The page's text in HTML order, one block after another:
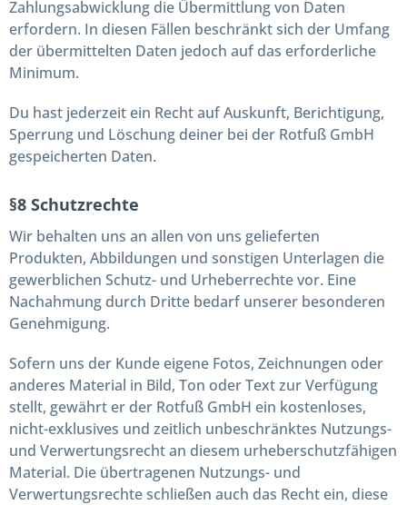
Zahlungsabwicklung die Übermittlung von Daten
erfordern. In diesen Fällen beschränkt sich der Umfang
der übermittelten Daten jedoch auf das erforderliche
Minimum.
Du hast jederzeit ein Recht auf Auskunft, Berichtigung,
Sperrung und Löschung deiner bei der Rotfuß GmbH
gespeicherten Daten.
§8 Schutzrechte
Wir behalten uns an allen von uns gelieferten
Produkten, Abbildungen und sonstigen Unterlagen die
gewerblichen Schutz- und Urheberrechte vor. Eine
Nachahmung durch Dritte bedarf unserer besonderen
Genehmigung.
Sofern uns der Kunde eigene Fotos, Zeichnungen oder
anderes Material in Bild, Ton oder Text zur Verfügung
stellt, gewährt er der Rotfuß GmbH ein kostenloses,
nicht-exklusives und zeitlich unbeschränktes Nutzungs-
und Verwertungsrecht an diesem urheberschutzfähigen
Material. Die übertragenen Nutzungs- und
Verwertungsrechte schließen auch das Recht ein, diese